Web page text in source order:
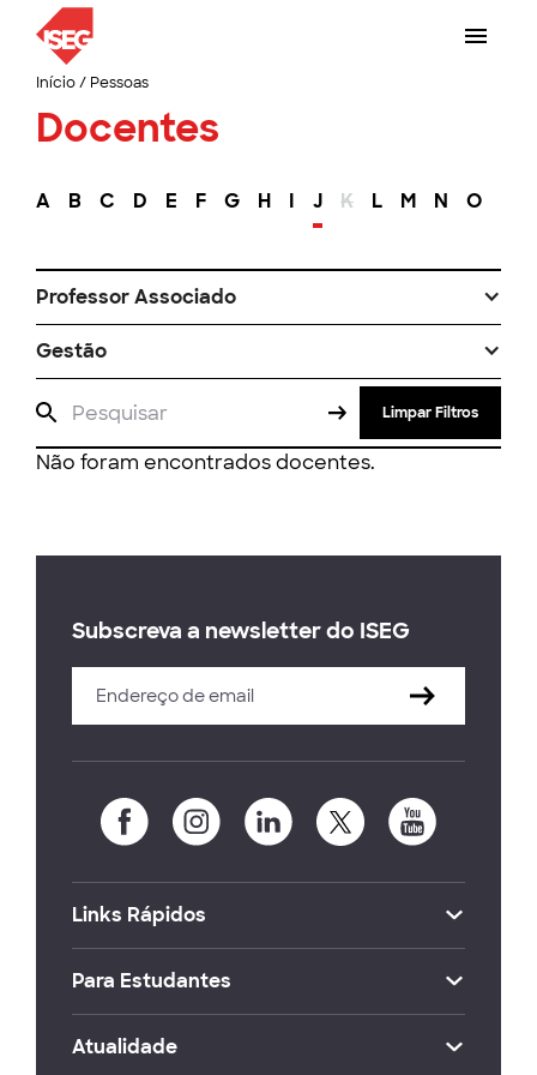
Início/ Pessoas
Docentes
A B C D E F G H I J K L M N O
Professor Associado
Gestão
Limpar Filtros
Não foram encontrados docentes.
Subscreva a newsletter do ISEG
Links Rápidos
Para Estudantes
Atualidade